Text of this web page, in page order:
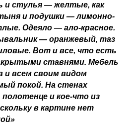
и стулья — желтые, как
и подушки — лимонно-
Одеяло — ало-красное.
— оранжевый, таз
Вот и все, что есть
ставнями. Мебель
и всем своим видом
покой. На стенах
и кое-что из
в картине нет